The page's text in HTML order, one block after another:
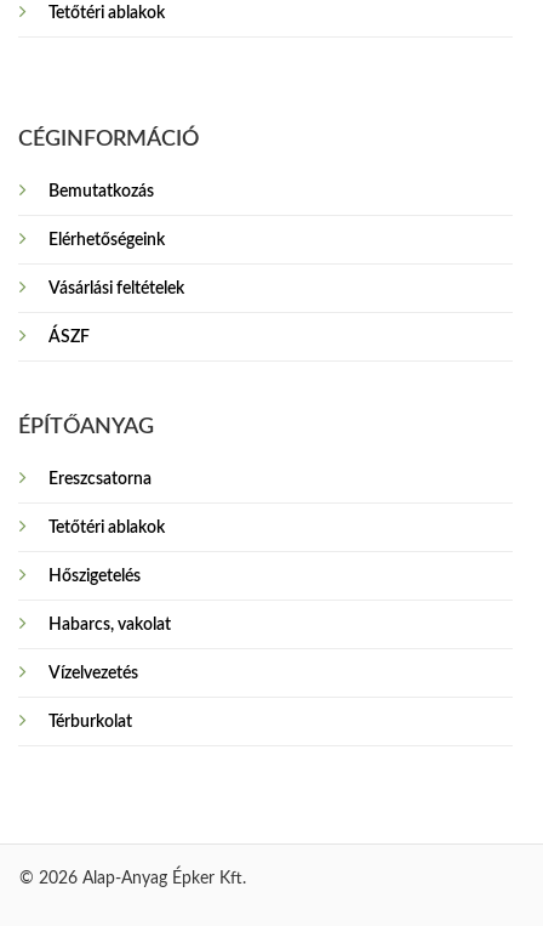
CÉGINFORMÁCIÓ
Bemutatkozás
Elérhetőségeink
Vásárlási feltételek
ÁSZF
ÉPÍTŐANYAG
Ereszcsatorna
Tetőtéri ablakok
Hőszigetelés
Habarcs, vakolat
Vízelvezetés
Térburkolat
Tetőtéri ablakok
© 2026 Alap-Anyag Épker Kft.